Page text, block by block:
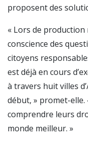
proposent des
« Lors de
conscience des
citoyens
est déjà en cours
à travers huit villes
début, » promet-elle.
comprendre leurs
monde meilleur. »